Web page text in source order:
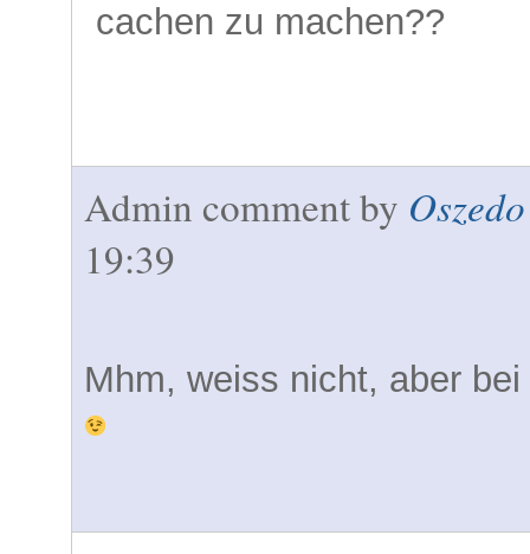
cachen zu machen??
Admin comment by Oszedo
19:39
Mhm, weiss nicht, aber